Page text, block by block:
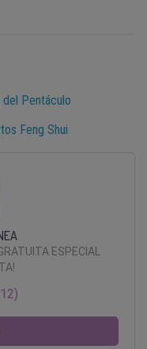
Pentáculo
Feng Shui
ESPECIAL